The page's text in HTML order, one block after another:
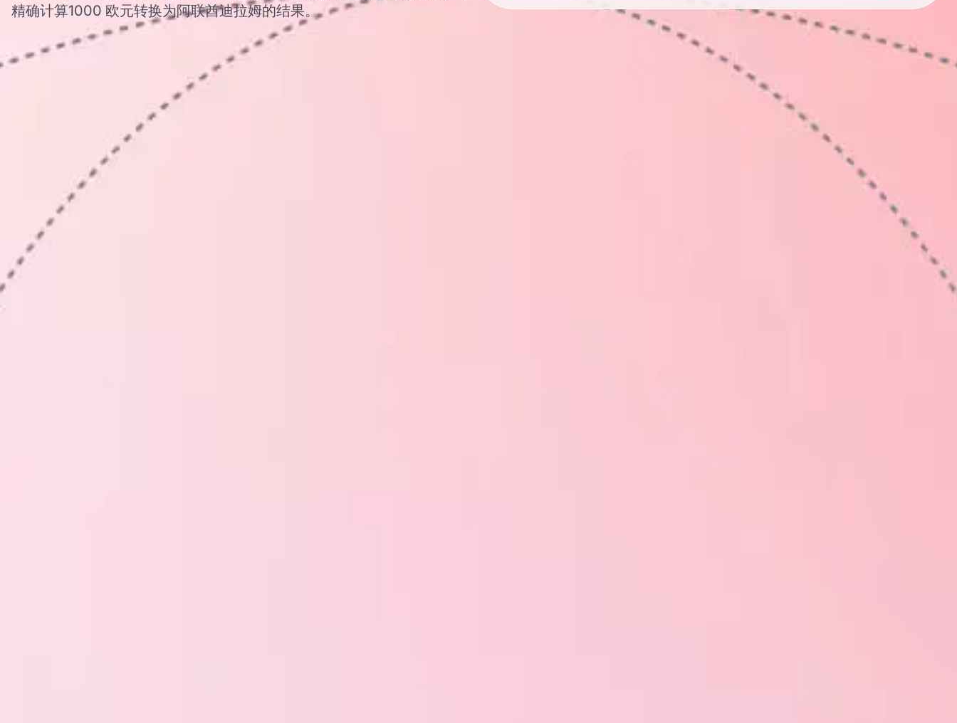
精确计算1000 欧元转换为阿联酋迪拉姆的结果。